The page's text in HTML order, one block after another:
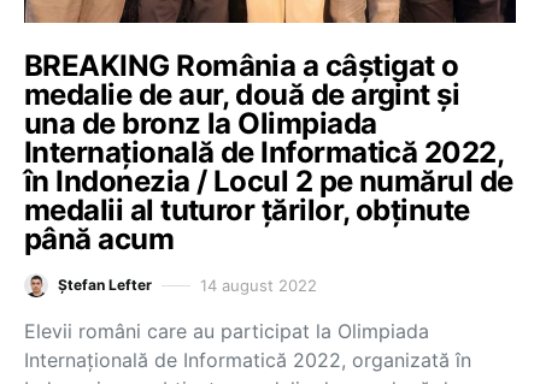
BREAKING România a câștigat o
medalie de aur, două de argint și
una de bronz la Olimpiada
Internațională de Informatică 2022,
în Indonezia / Locul 2 pe numărul de
medalii al tuturor țărilor, obținute
până acum
Ștefan Lefter 14 august 2022
Elevii români care au participat la Olimpiada
Internațională de Informatică 2022, organizată în